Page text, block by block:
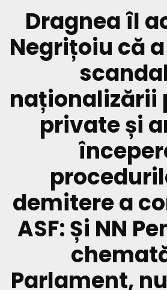
Dragnea îl
Negrițoiu că
naționalizării
private și
demitere a
ASF: Și NN
Parlament,